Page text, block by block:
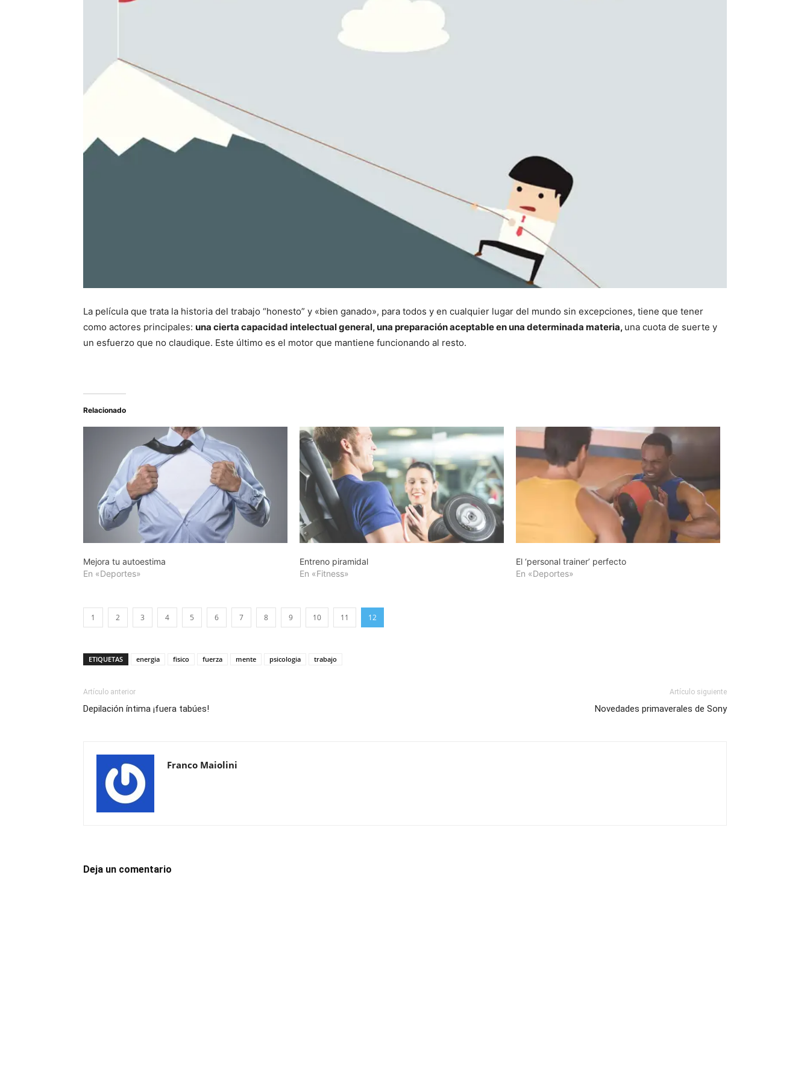
La película que trata la historia del trabajo “honesto” y «bien ganado», para todos y en cualquier lugar del mundo sin excepciones, tiene que tener
como actores principales: una cierta capacidad intelectual general, una preparación aceptable en una determinada materia, una cuota de suerte y
un esfuerzo que no claudique. Este último es el motor que mantiene funcionando al resto.
Relacionado
Mejora tu autoestima
En «Deportes»
Entreno piramidal
En «Fitness»
El ‘personal trainer’ perfecto
En «Deportes»
1 2 3 4 5 6 7 8 9 10 11 12
ETIQUETAS energia fisico fuerza mente psicologia trabajo
Artículo anterior
Depilación íntima ¡fuera tabúes!
Artículo siguiente
Novedades primaverales de Sony
Franco Maiolini
Deja un comentario